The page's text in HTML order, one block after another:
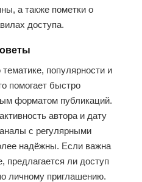
а также пометки о
доступа.
популярности и
помогает быстро
форматом публикаций.
автора и дату
с регулярными
надёжны. Если важна
предлагается ли доступ
личному приглашению.